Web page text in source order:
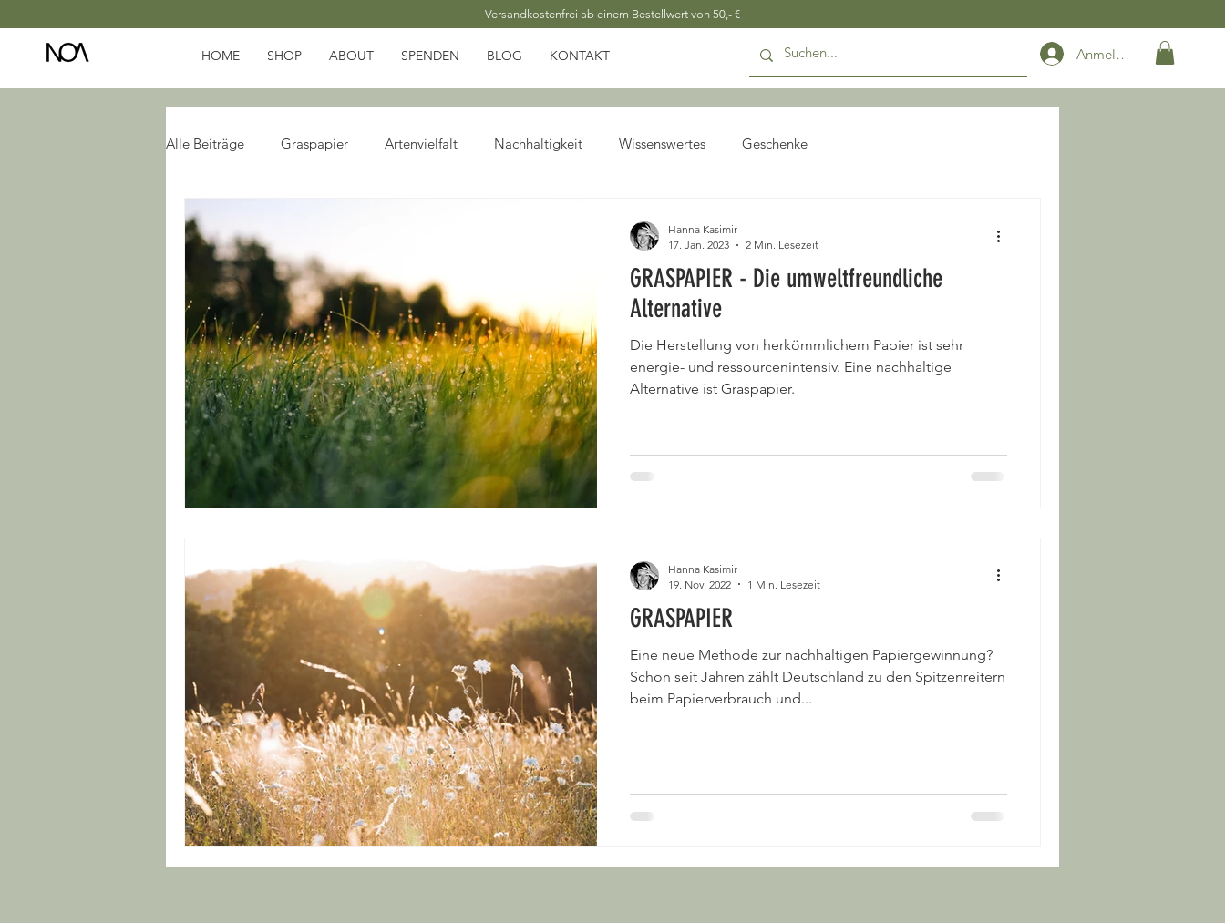
HOME SHOP ABOUT SPENDEN BLOG KONTAKT Anmelden
Versandkostenfrei ab einem Bestellwert von 50,- €
Alle Beiträge Graspapier Artenvielfalt Nachhaltigkeit Wissenswertes Geschenke
GRASPAPIER - Die umweltfreundliche
Alternative
Die Herstellung von herkömmlichem Papier ist sehr
energie- und ressourcenintensiv. Eine nachhaltige
Alternative ist Graspapier.
Hanna Kasimir
17. Jan. 2023
2 Min. Lesezeit
GRASPAPIER
Eine neue Methode zur nachhaltigen Papiergewinnung?
Schon seit Jahren zählt Deutschland zu den Spitzenreitern
beim Papierverbrauch und...
Hanna Kasimir
19. Nov. 2022
1 Min. Lesezeit